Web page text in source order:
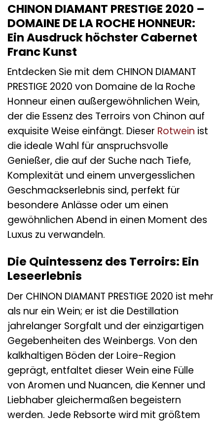
CHINON DIAMANT PRESTIGE 2020 –
DOMAINE DE LA ROCHE HONNEUR:
Ein Ausdruck höchster Cabernet
Franc Kunst
Entdecken Sie mit dem CHINON DIAMANT
PRESTIGE 2020 von Domaine de la Roche
Honneur einen außergewöhnlichen Wein,
der die Essenz des Terroirs von Chinon auf
exquisite Weise einfängt. Dieser Rotwein ist
die ideale Wahl für anspruchsvolle
Genießer, die auf der Suche nach Tiefe,
Komplexität und einem unvergesslichen
Geschmackserlebnis sind, perfekt für
besondere Anlässe oder um einen
gewöhnlichen Abend in einen Moment des
Luxus zu verwandeln.
Die Quintessenz des Terroirs: Ein
Leseerlebnis
Der CHINON DIAMANT PRESTIGE 2020 ist mehr
als nur ein Wein; er ist die Destillation
jahrelanger Sorgfalt und der einzigartigen
Gegebenheiten des Weinbergs. Von den
kalkhaltigen Böden der Loire-Region
geprägt, entfaltet dieser Wein eine Fülle
von Aromen und Nuancen, die Kenner und
Liebhaber gleichermaßen begeistern
werden. Jede Rebsorte wird mit größtem